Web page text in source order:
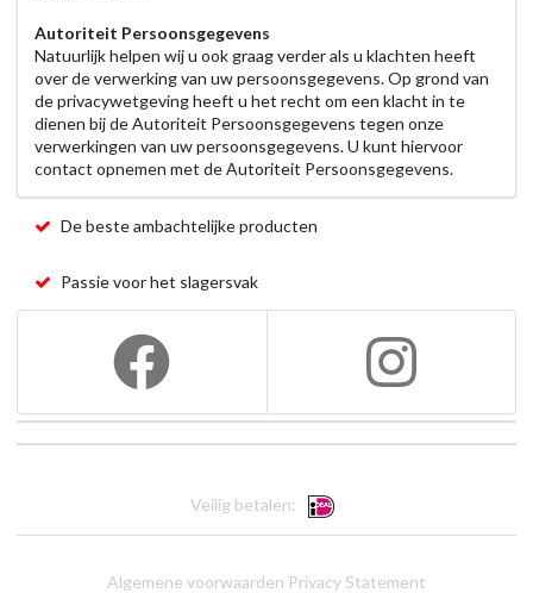
Autoriteit Persoonsgegevens
Natuurlijk helpen wij u ook graag verder als u klachten heeft
over de verwerking van uw persoonsgegevens. Op grond van
de privacywetgeving heeft u het recht om een klacht in te
dienen bij de Autoriteit Persoonsgegevens tegen onze
verwerkingen van uw persoonsgegevens. U kunt hiervoor
contact opnemen met de Autoriteit Persoonsgegevens.
De beste ambachtelijke producten
Passie voor het slagersvak
Veilig betalen:
Algemene voorwaarden Privacy Statement